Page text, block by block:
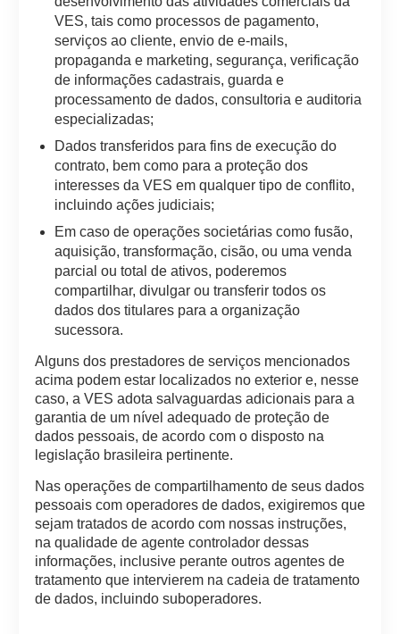
VES, tais como processos de pagamento,
serviços ao cliente, envio de e-mails,
propaganda e marketing, segurança, verificação
de informações cadastrais, guarda e
processamento de dados, consultoria e auditoria
especializadas;
Dados transferidos para fins de execução do
contrato, bem como para a proteção dos
interesses da VES em qualquer tipo de conflito,
incluindo ações judiciais;
Em caso de operações societárias como fusão,
aquisição, transformação, cisão, ou uma venda
parcial ou total de ativos, poderemos
compartilhar, divulgar ou transferir todos os
dados dos titulares para a organização
sucessora.
Alguns dos prestadores de serviços mencionados
acima podem estar localizados no exterior e, nesse
caso, a VES adota salvaguardas adicionais para a
garantia de um nível adequado de proteção de
dados pessoais, de acordo com o disposto na
legislação brasileira pertinente.
Nas operações de compartilhamento de seus dados
pessoais com operadores de dados, exigiremos que
sejam tratados de acordo com nossas instruções,
na qualidade de agente controlador dessas
informações, inclusive perante outros agentes de
tratamento que intervierem na cadeia de tratamento
de dados, incluindo suboperadores.